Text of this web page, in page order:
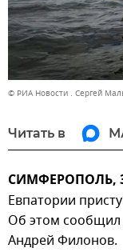
© РИА Новости . Сергей
Читать в
СИМФЕРОПОЛЬ,
Евпатории
Об этом сообщил
Андрей Филонов.